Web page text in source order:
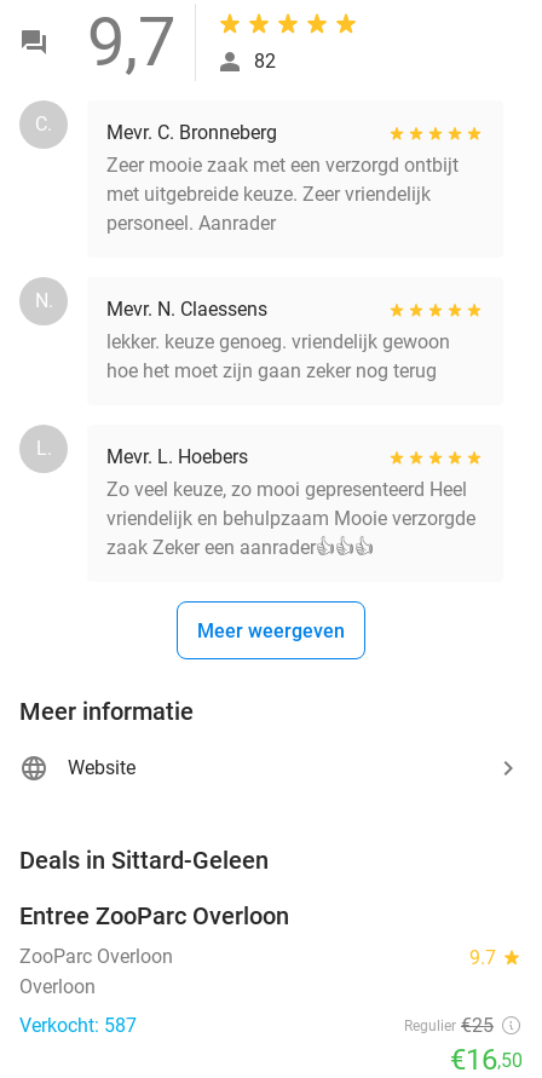
9,7 82
C.
Mevr. C. Bronneberg
Zeer mooie zaak met een verzorgd ontbijt
met uitgebreide keuze. Zeer vriendelijk
personeel. Aanrader
N.
Mevr. N. Claessens
lekker. keuze genoeg. vriendelijk gewoon
hoe het moet zijn gaan zeker nog terug
L.
Mevr. L. Hoebers
Zo veel keuze, zo mooi gepresenteerd Heel
vriendelijk en behulpzaam Mooie verzorgde
zaak Zeker een aanrader👍👍👍
Meer weergeven
Meer informatie
Website
Deals in Sittard-Geleen
TODAY
Entree ZooParc Overloon
ZooParc Overloon 9.7 star
Overloon
Verkocht: 587
Regulier €25
€16,50